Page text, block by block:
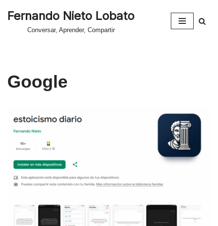
Fernando Nieto Lobato
Conversar, Aprender, Compartir
Google